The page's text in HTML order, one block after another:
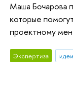
Маша Бочарова
которые
проектному
Экспертиза